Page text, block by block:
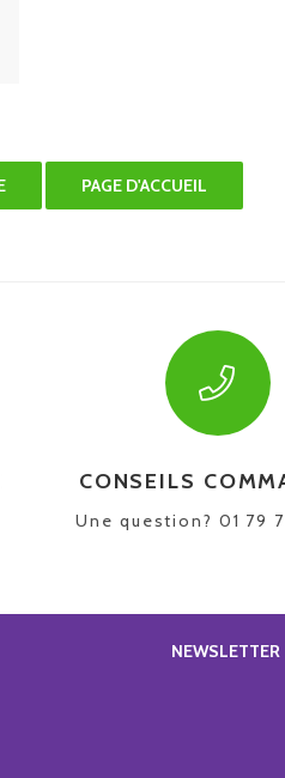
CONSEILS
Une question? 01 79
NEWSLETTER